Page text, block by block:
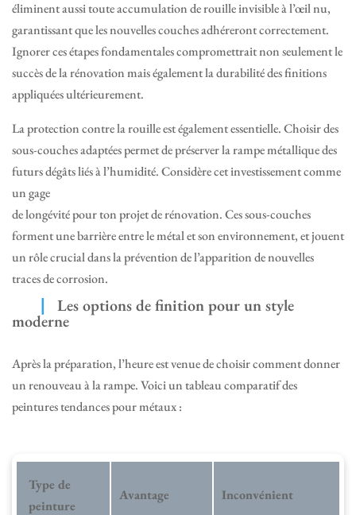
éliminent aussi toute accumulation de rouille invisible à l’œil nu,
garantissant que les nouvelles couches adhéreront correctement.
Ignorer ces étapes fondamentales compromettrait non seulement le
succès de la rénovation mais également la durabilité des finitions
appliquées ultérieurement.
La protection contre la rouille est également essentielle. Choisir des
sous-couches adaptées permet de préserver la rampe métallique des
futurs dégâts liés à l’humidité. Considère cet investissement comme
un gage
de longévité pour ton projet de rénovation. Ces sous-couches
forment une barrière entre le métal et son environnement, et jouent
un rôle crucial dans la prévention de l’apparition de nouvelles
traces de corrosion.
Les options de finition pour un style
moderne
Après la préparation, l’heure est venue de choisir comment donner
un renouveau à la rampe. Voici un tableau comparatif des
peintures tendances pour métaux :
Type de
peinture
Avantage Inconvénient